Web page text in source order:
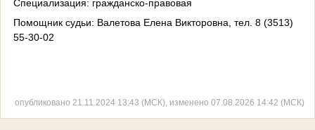
Специализация: гражданско-правовая
Помощник судьи: Валетова Елена Викторовна, тел. 8 (3513)
55-30-02
опубликовано 21.11.2024 13:43 (МСК), изменено 07.08.2026 14:42 (МСК)